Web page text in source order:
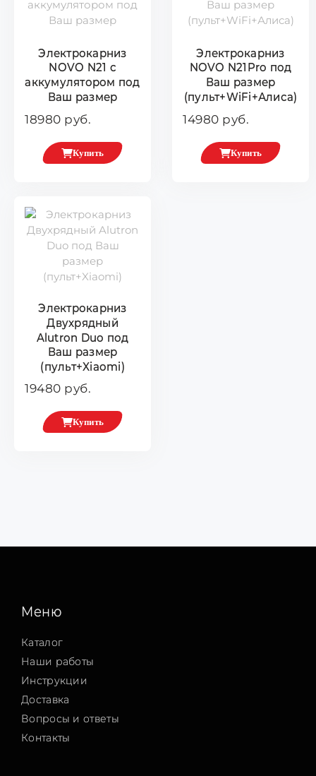
Электрокарниз
NOVO N21 с
аккумулятором под
Ваш размер
18980 руб.
Купить
Электрокарниз
NOVO N21Pro под
Ваш размер
(пульт+WiFi+Алиса)
14980 руб.
Купить
Электрокарниз
Двухрядный
Alutron Duo под
Ваш размер
(пульт+Xiaomi)
19480 руб.
Купить
Меню
Каталог
Наши работы
Инструкции
Доставка
Вопросы и ответы
Контакты